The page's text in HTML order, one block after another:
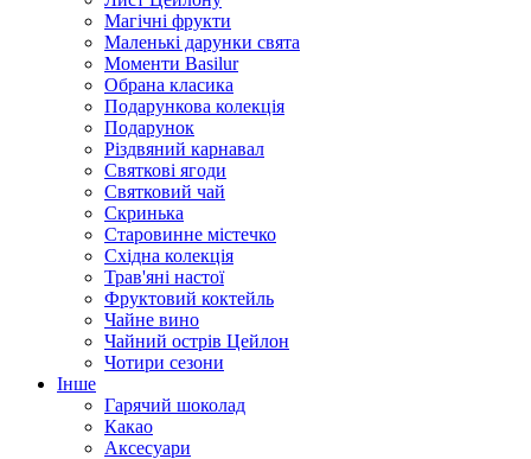
Магічні фрукти
Маленькі дарунки свята
Моменти Basilur
Обрана класика
Подарункова колекція
Подарунок
Різдвяний карнавал
Святкові ягоди
Святковий чай
Скринька
Старовинне містечко
Східна колекція
Трав'яні настої
Фруктовий коктейль
Чайне вино
Чайний острів Цейлон
Чотири сезони
Інше
Гарячий шоколад
Какао
Аксесуари